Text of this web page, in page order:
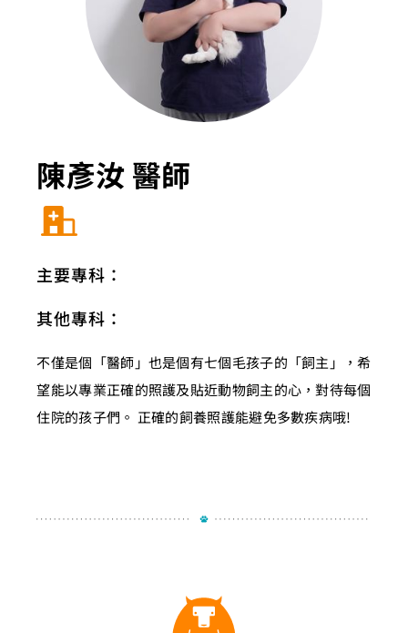
陳彥汝 醫師
主要專科：
其他專科：
不僅是個「醫師」也是個有七個毛孩子的「飼主」，希
望能以專業正確的照護及貼近動物飼主的心，對待每個
住院的孩子們。 正確的飼養照護能避免多數疾病哦!